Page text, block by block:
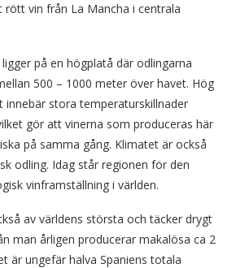
rött vin från La Mancha i centrala
på en högplatå där odlingarna
500 – 1000 meter över havet. Hög
stora temperaturskillnader
gör att vinerna som produceras här
på samma gång. Klimatet är också
odling. Idag står regionen för den
vinframställning i världen.
av världens största och täcker drygt
man årligen producerar makalösa ca 2
är ungefär halva Spaniens totala